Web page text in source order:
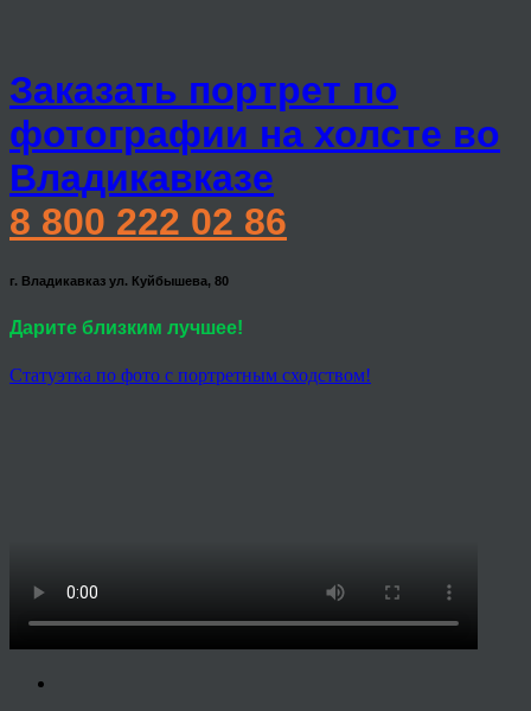
Заказать портрет по
фотографии на холсте во
Владикавказе
8 800 222 02 86
г. Владикавказ ул. Куйбышева, 80
Дарите близким лучшее!
Статуэтка по фото с портретным сходством!